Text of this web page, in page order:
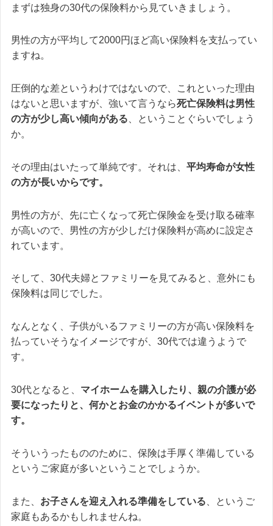
まずは独身の30代の保険料から見ていきましょう。
男性の方が平均して2000円ほど高い保険料を支払ってい
ますね。
圧倒的な差というわけではないので、これといった理由
はないと思いますが、強いて言うなら死亡保険料は男性
の方が少し高い傾向がある 、ということぐらいでしょう
か。
その理由はいたって単純です。それは、 平均寿命が女性
の方が長いからです。
男性の方が、先に亡くなって死亡保険金を受け取る確率
が高いので、男性の方が少しだけ保険料が高めに設定さ
れています。
そして、30代夫婦とファミリーを見てみると、意外にも
保険料は同じでした。
なんとなく、子供がいるファミリーの方が高い保険料を
払っていそうなイメージですが、30代では違うようで
す。
30代となると、 マイホームを購入したり、親の介護が必
要になったりと、何かとお金のかかるイベントが多いで
す。
そういうったもののために、保険は手厚く準備している
というご家庭が多いということでしょうか。
また、 お子さんを迎え入れる準備をしている 、というご
家庭もあるかもしれませんね。